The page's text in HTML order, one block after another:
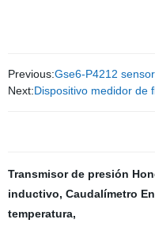
Previous:Gse6-P4212
Next:Dispositivo medidor de
Transmisor de presión
inductivo, Caudalímetro
temperatura,